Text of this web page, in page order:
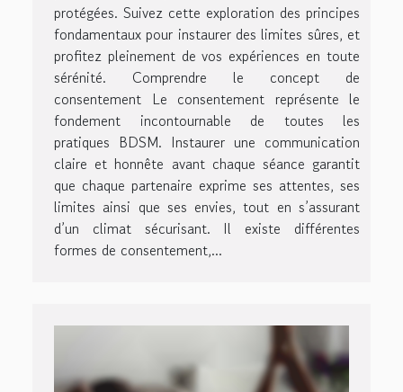
protégées. Suivez cette exploration des principes
fondamentaux pour instaurer des limites sûres, et
profitez pleinement de vos expériences en toute
sérénité. Comprendre le concept de
consentement Le consentement représente le
fondement incontournable de toutes les
pratiques BDSM. Instaurer une communication
claire et honnête avant chaque séance garantit
que chaque partenaire exprime ses attentes, ses
limites ainsi que ses envies, tout en s’assurant
d’un climat sécurisant. Il existe différentes
formes de consentement,...